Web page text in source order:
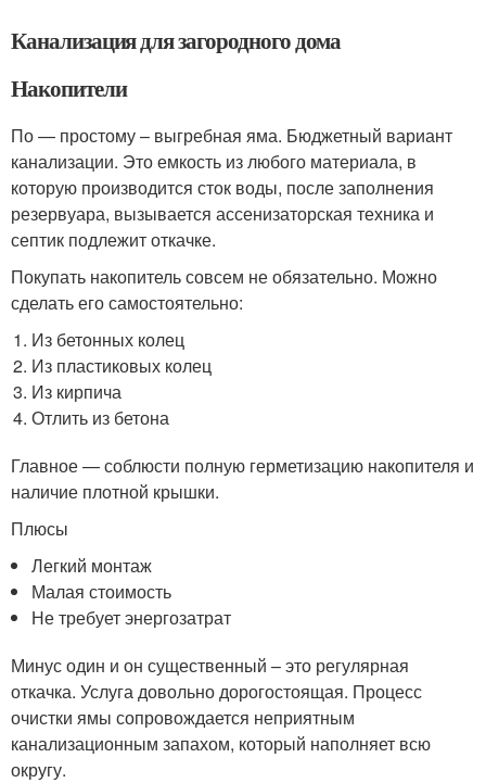
Канализация для загородного дома
Накопители
По — простому – выгребная яма. Бюджетный вариант
канализации. Это емкость из любого материала, в
которую производится сток воды, после заполнения
резервуара, вызывается ассенизаторская техника и
септик подлежит откачке.
Покупать накопитель совсем не обязательно. Можно
сделать его самостоятельно:
Из бетонных колец
Из пластиковых колец
Из кирпича
Отлить из бетона
Главное — соблюсти полную герметизацию накопителя и
наличие плотной крышки.
Плюсы
Легкий монтаж
Малая стоимость
Не требует энергозатрат
Минус один и он существенный – это регулярная
откачка. Услуга довольно дорогостоящая. Процесс
очистки ямы сопровождается неприятным
канализационным запахом, который наполняет всю
округу.